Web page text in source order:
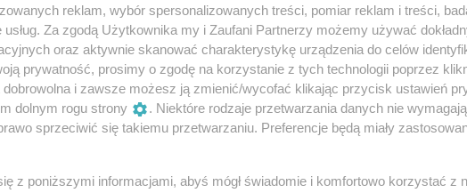
reklam, wybór spersonalizowanych treści, pomiar reklam i treści,
usług. Za zgodą Użytkownika my i Zaufani Partnerzy możemy używać
oraz aktywnie skanować charakterystykę urządzenia do celów
prywatność, prosimy o zgodę na korzystanie z tych technologii poprzez
dobrowolna i zawsze możesz ją zmienić/wycofać klikając przycisk ustawień
dolnym rogu strony
. Niektóre rodzaje przetwarzania danych nie
sprzeciwić się takiemu przetwarzaniu. Preferencje będą miały
z poniższymi informacjami, abyś mógł świadomie i komfortowo korzystać z